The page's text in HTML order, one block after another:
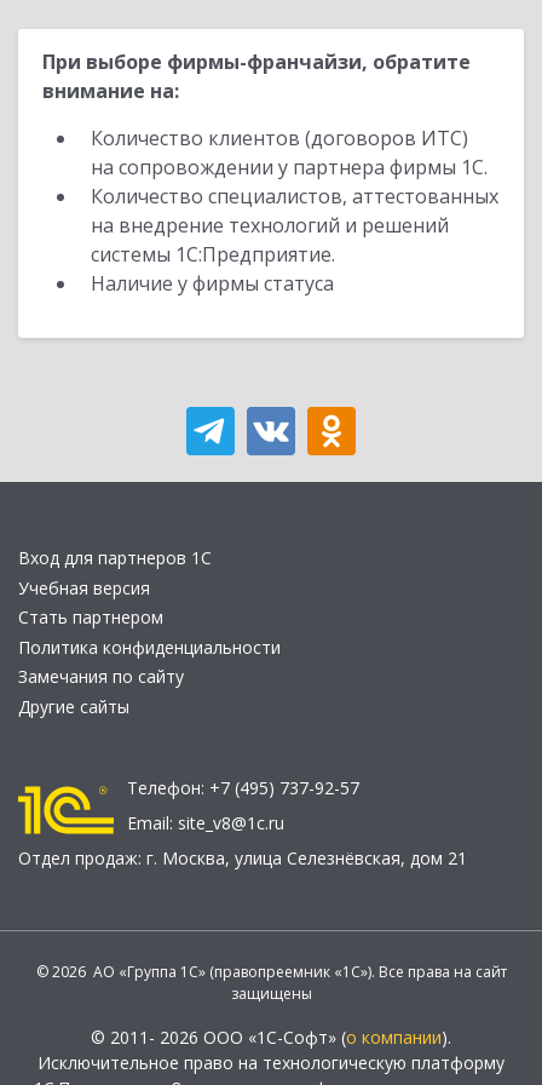
При выборе фирмы-франчайзи, обратите
внимание на:
Количество клиентов (договоров ИТС)
на сопровождении у партнера фирмы 1С.
Количество специалистов, аттестованных
на внедрение технологий и решений
системы 1С:Предприятие.
Наличие у фирмы статуса
Вход для партнеров 1С
Учебная версия
Стать партнером
Политика конфиденциальности
Замечания по сайту
Другие сайты
Телефон: +7 (495) 737-92-57
Email: site_v8@1c.ru
Отдел продаж: г. Москва, улица Селезнёвская, дом 21
© 2026 АО «Группа 1С» (правопреемник «1С»). Все права на сайт
защищены
© 2011- 2026 ООО «1С-Софт» (о компании).
Исключительное право на технологическую платформу